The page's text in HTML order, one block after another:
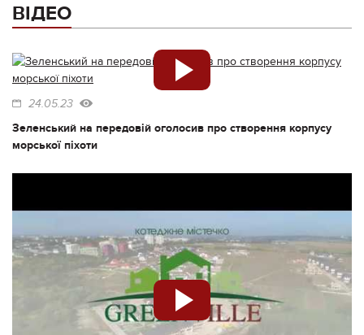
ВІДЕО
24.05.23
Зеленський на передовій оголосив про створення корпусу
морської піхоти